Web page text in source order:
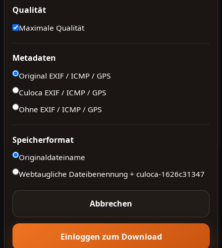
Qualität
Maximale Qualität
Metadaten
Original EXIF / ICMP / GPS
Culoca EXIF / ICMP / GPS
Ohne EXIF / ICMP / GPS
Speicherformat
Originaldateiname
Webtaugliche Dateibenennung + culoca-1626c31347
Abbrechen
Einloggen zum Download